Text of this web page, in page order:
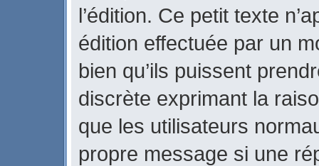
l’édition. Ce petit texte
édition effectuée par un
bien qu’ils puissent
discrète exprimant la
que les utilisateurs
propre message si une